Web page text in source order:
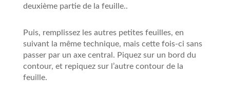
deuxième partie de la feuille..
Puis, remplissez les autres petites feuilles, en
suivant la même technique, mais cette fois-ci sans
passer par un axe central. Piquez sur un bord du
contour, et repiquez sur l’autre contour de la
feuille.